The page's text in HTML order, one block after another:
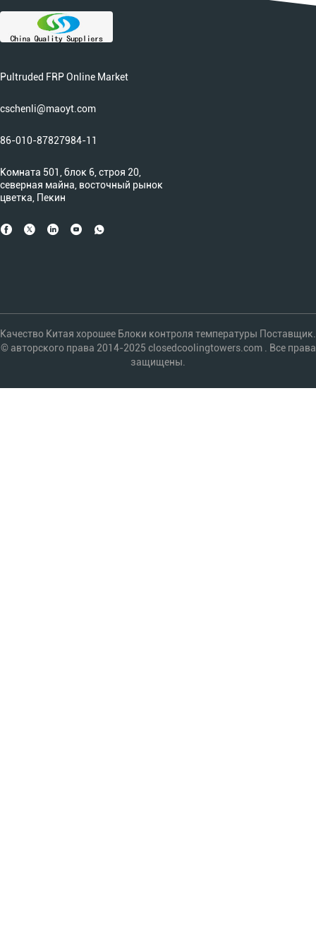
Pultruded FRP Online Market
cschenli@maoyt.com
86-010-87827984-11
Комната 501, блок 6, строя 20,
северная майна, восточный рынок
цветка, Пекин
Качество Китая хорошее Блоки контроля температуры Поставщик.
© авторского права 2014-2025 closedcoolingtowers.com . Все права
защищены.